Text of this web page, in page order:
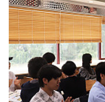
으로 진행되었다. 장진우 교수는
역학(Long-Time Dynamics of
Boundaries)을, 최민석 교수는
신러닝의 융합 연구
accelerating scientific and
종수가 0인 곡면(Surfaces with
세 교수 모두 자신의 연구 분야를
이어갔다.발표 종료 후에는 다과
과 참석자들이 격식 없이 교류하